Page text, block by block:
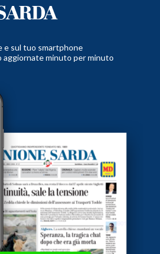
e sul tuo smartphone
minuto per minuto